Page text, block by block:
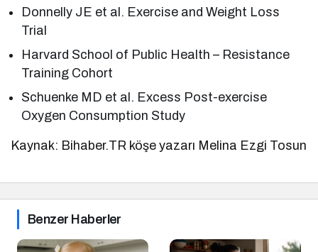
Donnelly JE et al. Exercise and Weight Loss
Trial
Harvard School of Public Health – Resistance
Training Cohort
Schuenke MD et al. Excess Post-exercise
Oxygen Consumption Study
Kaynak: Bihaber.TR köşe yazarı Melina Ezgi Tosun
Benzer Haberler